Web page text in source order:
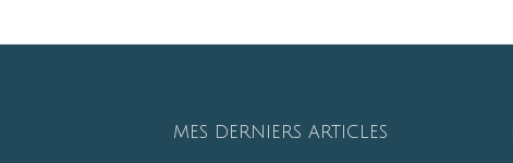
MES DERNIERS ARTICLES